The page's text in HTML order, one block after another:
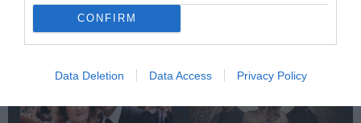
CONFIRM
Data Deletion Data Access Privacy Policy
Δημοφιλή Άρθρα